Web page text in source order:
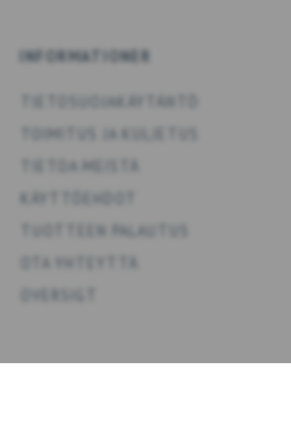
INFORMATIONER
TIETOSUOJAKÄYTÄNTÖ
TOIMITUS JA KULJETUS
TIETOA MEISTÄ
TUOTTEEN PALAUTUS